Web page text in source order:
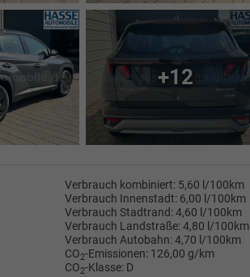
+12
Verbrauch kombiniert: 5,60 l/100km
Verbrauch Innenstadt: 6,00 l/100km
Verbrauch Stadtrand:4,60 l/100km
Verbrauch Landstraße:4,80 l/100km
Verbrauch Autobahn:4,70 l/100km
CO2-Emissionen: 126,00 g/km
CO2-Klasse: D